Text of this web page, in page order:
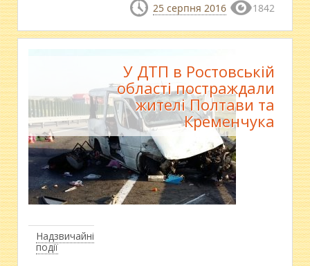
25 серпня 2016 1842
Надзвичайні
події
У ДТП в Ростовській
області постраждали
жителі Полтави та
Кременчука